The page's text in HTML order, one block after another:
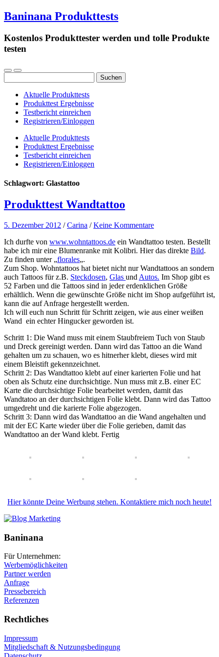
Baninana Produkttests
Kostenlos Produkttester werden und tolle Produkte
testen
nach:
Aktuelle Produkttests
Produkttest Ergebnisse
Testbericht einreichen
Registrieren/Einloggen
Aktuelle Produkttests
Produkttest Ergebnisse
Testbericht einreichen
Registrieren/Einloggen
Schlagwort: Glastattoo
Produkttest Wandtattoo
5. Dezember 2012 /Carina /Keine Kommentare
Ich durfte von www.wohntattoos.de ein Wandtattoo testen. Bestellt
habe ich mir eine Blumenranke mit Kolibri. Hier das direkte Bild.
Zu finden unter „florales„.
Zum Shop. Wohntattoos hat bietet nicht nur Wandtattoos an sondern
auch Tattoos für z.B. Steckdosen, Glas und Autos. Im Shop gibt es
52 Farben und die Tattoos sind in jeder erdenklichen Größe
erhältlich. Wenn die gewünschte Größe nicht im Shop aufgeführt ist,
kann die auf Anfrage hergestellt werden.
Ich will euch nun Schritt für Schritt zeigen, wie aus einer weißen
Wand ein echter Hingucker geworden ist.
Schritt 1: Die Wand muss mit einem Staubfreiem Tuch von Staub
und Dreck gereinigt werden. Dann wird das Tattoo an die Wand
gehalten um zu schauen, wo es hitnerher klebt, dieses wird mit
einem Bleistift gekennzeichnet.
Schritt 2: Das Wandtattoo klebt auf einer karierten Folie und hat
oben als Schutz eine durchsichtige. Nun muss mit z.B. einer EC
Karte die durchsichtige Folie bearbeitet werden, damit das
Wandtatoo an der durchsichtigen Folie klebt. Dann wird das Tattoo
umgedreht und die karierte Folie abgezogen.
Schritt 3: Dann wird das Wandtattoo an die Wand angehalten und
mit der EC Karte wieder über die Folie gerieben, damit das
Wandtattoo an der Wand klebt. Fertig
Hier könnte Deine Werbung stehen. Kontaktiere mich noch heute!
Baninana
Für Unternehmen:
Werbemöglichkeiten
Partner werden
Anfrage
Pressebereich
Referenzen
Rechtliches
Impressum
Mitgliedschaft & Nutzungsbedingung